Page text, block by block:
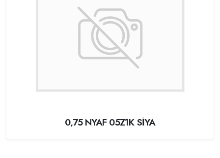
0,75 NYAF 05Z1K SİYA